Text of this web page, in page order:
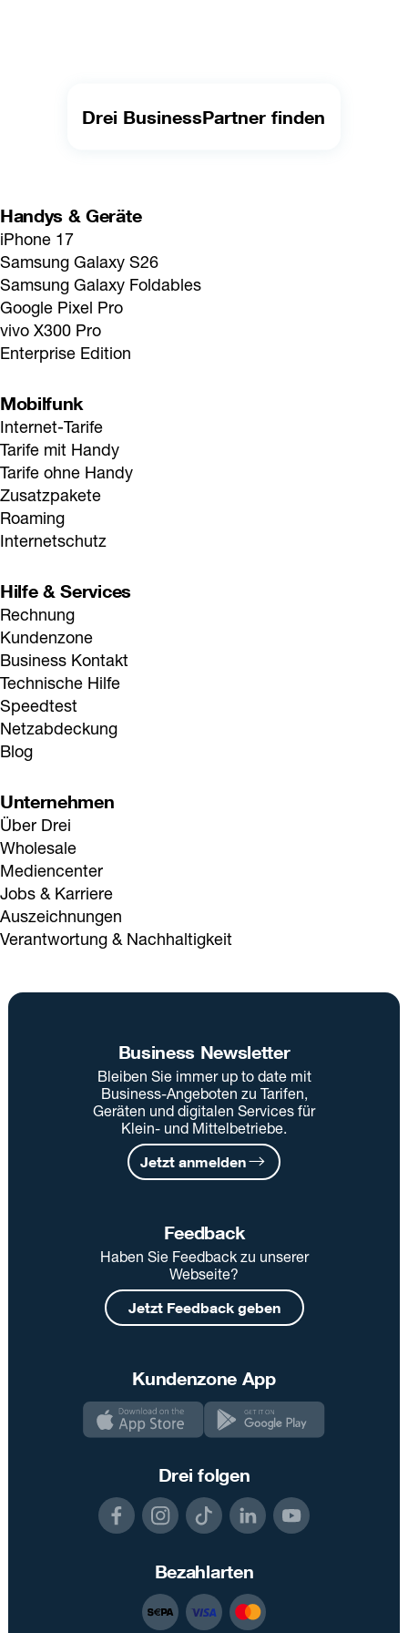
Drei BusinessPartner finden
Handys & Geräte
iPhone 17
Samsung Galaxy S26
Samsung Galaxy Foldables
Google Pixel Pro
vivo X300 Pro
Enterprise Edition
Mobilfunk
Internet-Tarife
Tarife mit Handy
Tarife ohne Handy
Zusatzpakete
Roaming
Internetschutz
Hilfe & Services
Rechnung
Kundenzone
Business Kontakt
Technische Hilfe
Speedtest
Netzabdeckung
Blog
Unternehmen
Über Drei
Wholesale
Mediencenter
Jobs & Karriere
Auszeichnungen
Verantwortung & Nachhaltigkeit
Business Newsletter
Bleiben Sie immer up to date mit
Business-Angeboten zu Tarifen,
Geräten und digitalen Services für
Klein- und Mittelbetriebe.
Jetzt anmelden
Feedback
Haben Sie Feedback zu unserer
Webseite?
Jetzt Feedback geben
Kundenzone App
Drei folgen
Bezahlarten